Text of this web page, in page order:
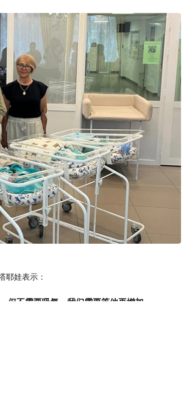
耶娃表示：
但不需要吸氧。我们需要等他再增加